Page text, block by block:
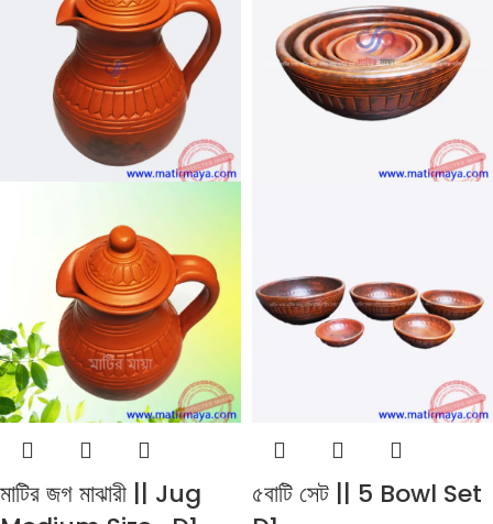
মাটির জগ মাঝারী || Jug
৫বাটি সেট || 5 Bowl Set